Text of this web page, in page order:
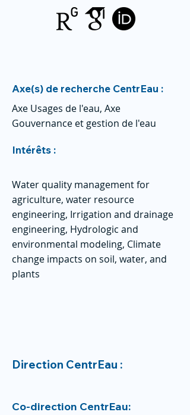
Axe(s) de recherche CentrEau :
Axe Usages de l'eau, Axe
Gouvernance et gestion de l'eau
Intérêts :
Water quality management for
agriculture, water resource
engineering, Irrigation and drainage
engineering, Hydrologic and
environmental modeling, Climate
change impacts on soil, water, and
plants
Direction CentrEau :
Co-direction CentrEau: